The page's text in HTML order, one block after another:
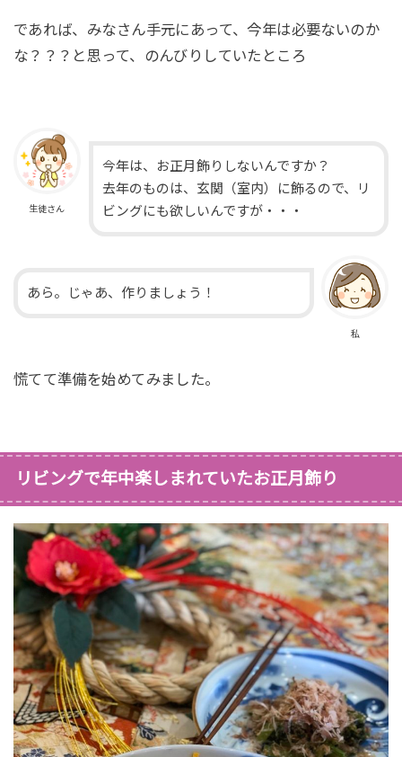
であれば、みなさん手元にあって、今年は必要ないのか
な？？？と思って、のんびりしていたところ
生徒さん
今年は、お正月飾りしないんですか？
去年のものは、玄関（室内）に飾るので、リ
ビングにも欲しいんですが・・・
私
あら。じゃあ、作りましょう！
慌てて準備を始めてみました。
リビングで年中楽しまれていたお正月飾り